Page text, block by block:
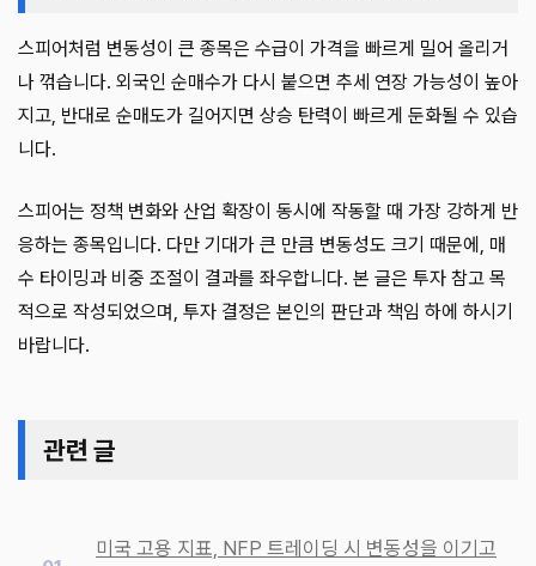
스피어처럼 변동성이 큰 종목은 수급이 가격을 빠르게 밀어 올리거
나 꺾습니다. 외국인 순매수가 다시 붙으면 추세 연장 가능성이 높아
지고, 반대로 순매도가 길어지면 상승 탄력이 빠르게 둔화될 수 있습
니다.
스피어는 정책 변화와 산업 확장이 동시에 작동할 때 가장 강하게 반
응하는 종목입니다. 다만 기대가 큰 만큼 변동성도 크기 때문에, 매
수 타이밍과 비중 조절이 결과를 좌우합니다. 본 글은 투자 참고 목
적으로 작성되었으며, 투자 결정은 본인의 판단과 책임 하에 하시기
바랍니다.
관련 글
미국 고용 지표, NFP 트레이딩 시 변동성을 이기고